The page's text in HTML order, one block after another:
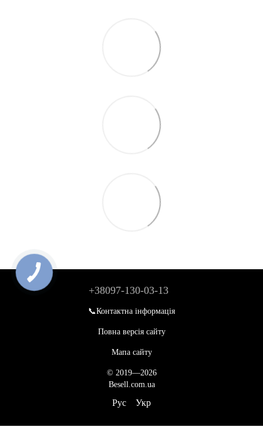
+38097-130-03-13
📞Контактна інформація
Повна версія сайту
Мапа сайту
© 2019—2026
Besell.com.ua
Рус Укр